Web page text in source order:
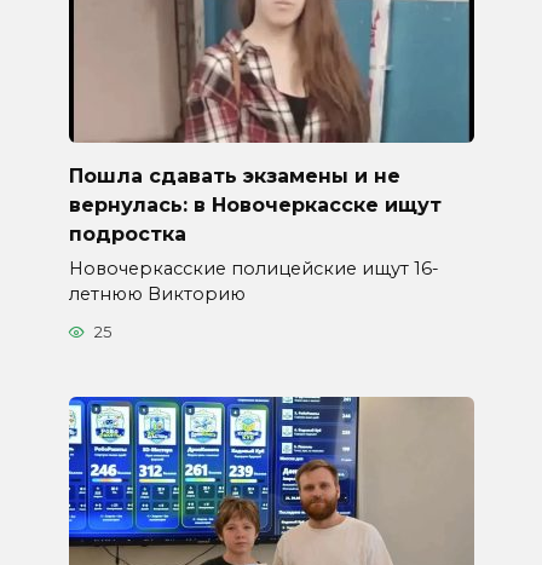
Пошла сдавать экзамены и не
вернулась: в Новочеркасске ищут
подростка
Новочеркасские полицейские ищут 16-
летнюю Викторию
25